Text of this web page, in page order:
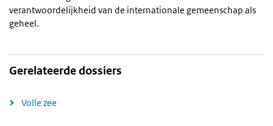
verantwoordelijkheid van de internationale gemeenschap als
geheel.
Gerelateerde dossiers
Volle zee